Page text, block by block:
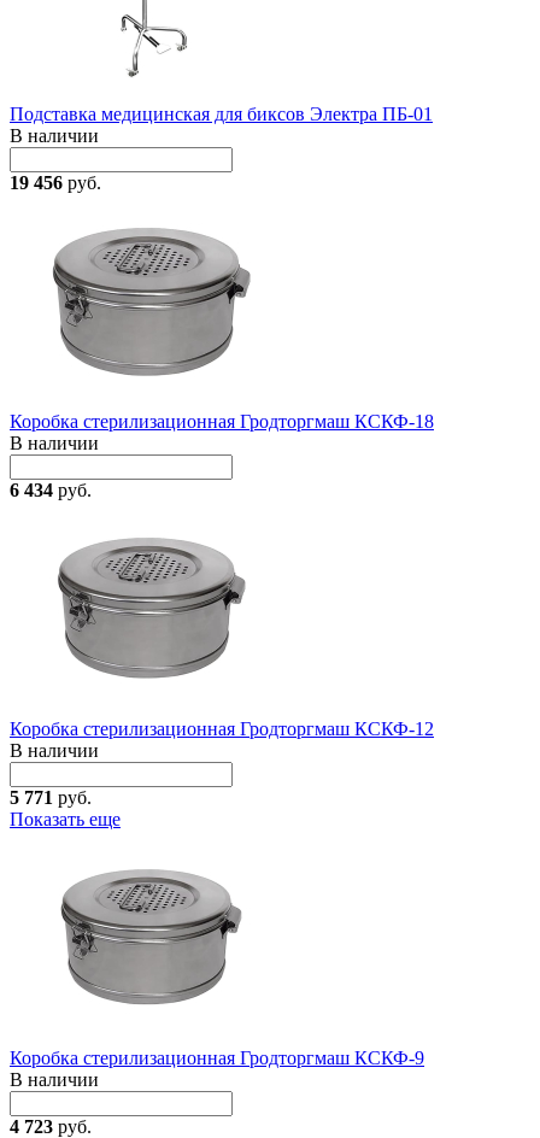
Подставка медицинская для биксов Электра ПБ-01
В наличии
19 456 руб.
Коробка стерилизационная Гродторгмаш КСКФ-18
В наличии
6 434 руб.
Коробка стерилизационная Гродторгмаш КСКФ-12
В наличии
5 771 руб.
Показать еще
Коробка стерилизационная Гродторгмаш КСКФ-9
В наличии
4 723 руб.